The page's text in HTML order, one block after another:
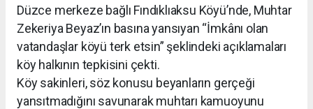
Düzce merkeze bağlı Fındıklıaksu Köyü’nde, Muhtar
Zekeriya Beyaz’ın basına yansıyan “İmkânı olan
vatandaşlar köyü terk etsin” şeklindeki açıklamaları
köy halkının tepkisini çekti.
Köy sakinleri, söz konusu beyanların gerçeği
yansıtmadığını savunarak muhtarı kamuoyunu